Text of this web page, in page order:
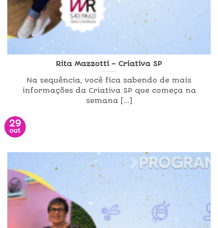
Rita Mazzotti – Criativa SP
Na sequência, você fica sabendo de mais
informações da Criativa SP que começa na
semana [...]
29
out